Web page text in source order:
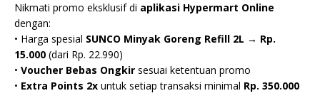
Nikmati promo eksklusif di aplikasi Hypermart Online
dengan:
• Harga spesial SUNCO Minyak Goreng Refill 2L → Rp.
15.000 (dari Rp. 22.990)
• Voucher Bebas Ongkir sesuai ketentuan promo
• Extra Points 2x untuk setiap transaksi minimal Rp. 350.000